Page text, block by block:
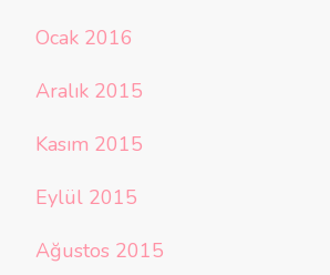
Ocak 2016
Aralık 2015
Kasım 2015
Eylül 2015
Ağustos 2015